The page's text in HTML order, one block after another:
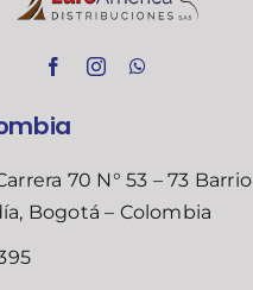
70 N° 53 – 73 Barrio
Bogotá – Colombia